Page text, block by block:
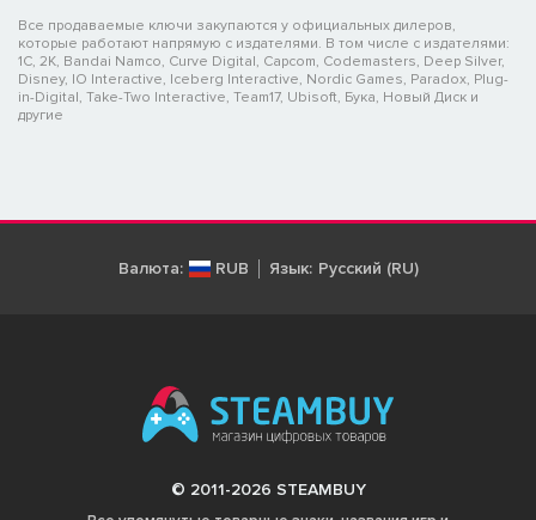
Все продаваемые ключи закупаются у официальных дилеров,
которые работают напрямую с издателями. В том числе с издателями:
1C, 2K, Bandai Namco, Curve Digital, Capcom, Codemasters, Deep Silver,
Disney, IO Interactive, Iceberg Interactive, Nordic Games, Paradox, Plug-
in-Digital, Take-Two Interactive, Team17, Ubisoft, Бука, Новый Диск и
другие
Валюта: RUB Язык: Русский (RU)
© 2011-2026 STEAMBUY